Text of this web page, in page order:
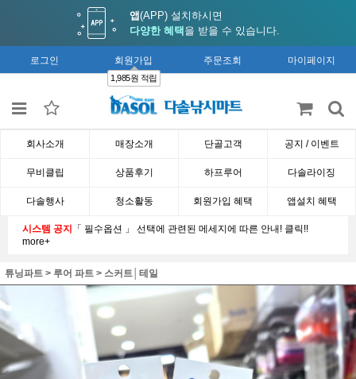
앱(APP) 설치하시면
다양한 혜택 을 받을 수 있습니다.
로그인 회원가입
1,985원 적립
주문조회 마이페이지
회사소개 매장소개 단골고객 공지 / 이벤트
무비클립 상품후기 하프루어 다솔라이징
다솔행사 청소활동 회원가입 혜택 앱설치 혜택
시스템 공지 「 필수옵션 」 선택에 관련된 메세지에 따른 안내! 클릭!!
more+
튜닝파트 > 루어 파트 > 스커트│테일